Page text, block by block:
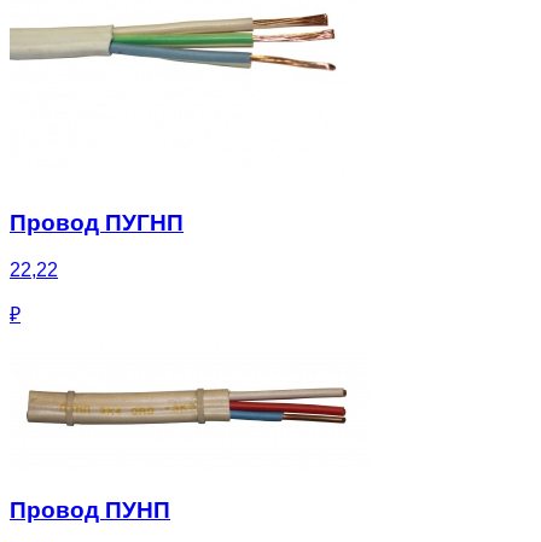
Провод ПУГНП
22,22
₽
Провод ПУНП